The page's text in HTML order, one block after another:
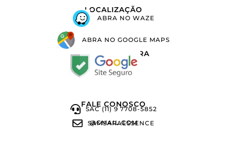
LOCALIZAÇÃO
ABRA NO WAZE
ABRA NO GOOGLE MAPS
COMPRA SEGURA
FALE CONOSCO
SAC (11) 9 7708-5852
SAMSARAESSENCE
@GMAIL.COM